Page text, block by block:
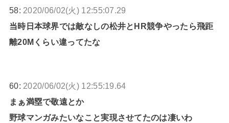
58: 2020/06/02(火) 12:55:07.29
当時日本球界では敵なしの松井とHR競争やったら飛距
離20Mくらい違ってたな
60: 2020/06/02(火) 12:55:19.64
まぁ満塁で敬遠とか
野球マンガみたいなこと実現させてたのは凄いわ